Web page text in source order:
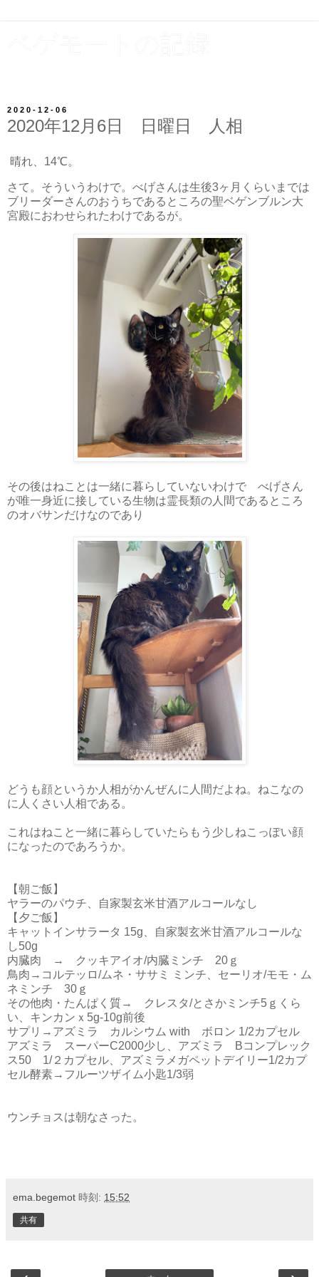
2020-12-06
2020年12月6日 日曜日 人相
晴れ、14℃。
さて。そういうわけで。べげさんは生後3ヶ月くらいまでは
ブリーダーさんのおうちであるところの聖ベゲンブルン大
宮殿におわせられたわけであるが。
その後はねことは一緒に暮らしていないわけで べげさん
が唯一身近に接している生物は霊長類の人間であるところ
のオバサンだけなのであり
どうも顔というか人相がかんぜんに人間だよね。ねこなの
に人くさい人相である。
これはねこと一緒に暮らしていたらもう少しねこっぽい顔
になったのであろうか。
【朝ご飯】
ヤラーのパウチ、自家製玄米甘酒アルコールなし
【夕ご飯】
キャットインサラータ 15g、自家製玄米甘酒アルコールな
し50g
内臓肉 → クッキアイオ/内臓ミンチ 20ｇ
鳥肉→コルテッロ/ムネ・ササミ ミンチ、セーリオ/モモ・ム
ネミンチ 30ｇ
その他肉・たんぱく質→ クレスタ/とさかミンチ5ｇくら
い、キンカンｘ5g-10g前後
サプリ→アズミラ カルシウム with ボロン 1/2カプセル
アズミラ スーパーC2000少し、アズミラ Bコンプレック
ス50 1/２カプセル、アズミラメガペットデイリー1/2カプ
セル酵素→フルーツザイム小匙1/3弱
ウンチョスは朝なさった。
ema.begemot 時刻: 15:52
共有